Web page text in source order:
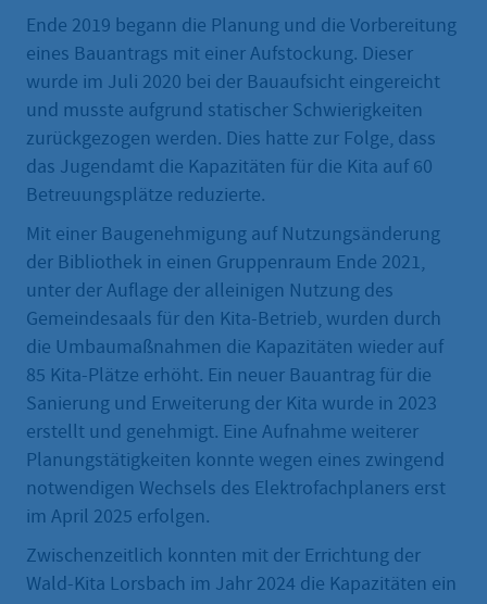
Ende 2019 begann die Planung und die Vorbereitung
eines Bauantrags mit einer Aufstockung. Dieser
wurde im Juli 2020 bei der Bauaufsicht eingereicht
und musste aufgrund statischer Schwierigkeiten
zurückgezogen werden. Dies hatte zur Folge, dass
das Jugendamt die Kapazitäten für die Kita auf 60
Betreuungsplätze reduzierte.
Mit einer Baugenehmigung auf Nutzungsänderung
der Bibliothek in einen Gruppenraum Ende 2021,
unter der Auflage der alleinigen Nutzung des
Gemeindesaals für den Kita-Betrieb, wurden durch
die Umbaumaßnahmen die Kapazitäten wieder auf
85 Kita-Plätze erhöht. Ein neuer Bauantrag für die
Sanierung und Erweiterung der Kita wurde in 2023
erstellt und genehmigt. Eine Aufnahme weiterer
Planungstätigkeiten konnte wegen eines zwingend
notwendigen Wechsels des Elektrofachplaners erst
im April 2025 erfolgen.
Zwischenzeitlich konnten mit der Errichtung der
Wald-Kita Lorsbach im Jahr 2024 die Kapazitäten ein